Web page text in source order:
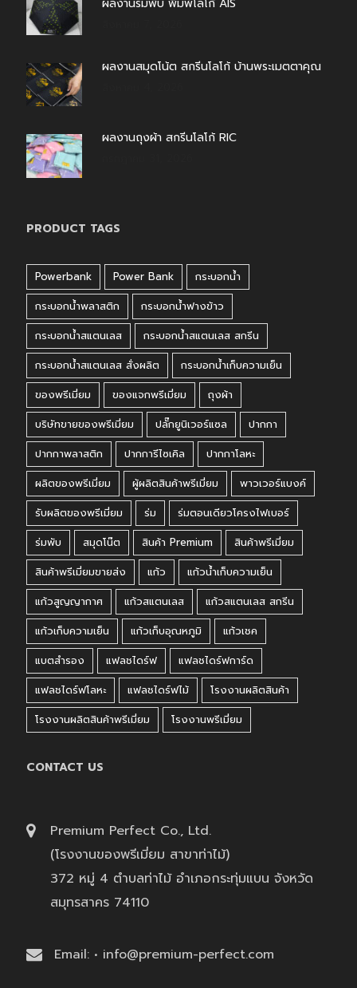
ผลงานร่มพับ พิมพ์โลโก้ AIS
ผลงานสมุดโน้ต สกรีนโลโก้ บ้านพระเมตตาคุณ
ผลงานถุงผ้า สกรีนโลโก้ RIC
PRODUCT TAGS
Powerbank Power Bank
กระบอกน้ำ
กระบอกน้ำพลาสติก
กระบอกน้ำฟางข้าว
กระบอกน้ำสแตนเลส
กระบอกน้ำสแตนเลส สกรีน
กระบอกน้ำสแตนเลส สั่งผลิต
กระบอกน้ำเก็บความเย็น
ของพรีเมี่ยม
ของแจกพรีเมี่ยม
ถุงผ้า
บริษัทขายของพรีเมี่ยม
ปลั๊กยูนิเวอร์แซล
ปากกา
ปากกาพลาสติก
ปากการีไซเคิล
ปากกาโลหะ
ผลิตของพรีเมี่ยม
ผู้ผลิตสินค้าพรีเมี่ยม
พาวเวอร์แบงค์
รับผลิตของพรีเมี่ยม
ร่ม
ร่มตอนเดียวโครงไฟเบอร์
ร่มพับ
สมุดโน๊ต สินค้า Premium
สินค้าพรีเมี่ยม
สินค้าพรีเมี่ยมขายส่ง
แก้ว
แก้วน้ำเก็บความเย็น
แก้วสูญญากาศ
แก้วสแตนเลส
แก้วสแตนเลส สกรีน
แก้วเก็บความเย็น
แก้วเก็บอุณหภูมิ
แก้วเชค
แบตสำรอง
แฟลชไดร์ฟ
แฟลชไดร์ฟการ์ด
แฟลชไดร์ฟโลหะ
แฟลชไดร์ฟไม้
โรงงานผลิตสินค้า
โรงงานผลิตสินค้าพรีเมี่ยม
โรงงานพรีเมี่ยม
CONTACT US
Premium Perfect Co., Ltd.
(โรงงานของพรีเมี่ยม สาขาท่าไม้)
372 หมู่ 4 ตำบลท่าไม้ อำเภอกระทุ่มแบน จังหวัด
สมุทรสาคร 74110
Email: • info@premium-perfect.com